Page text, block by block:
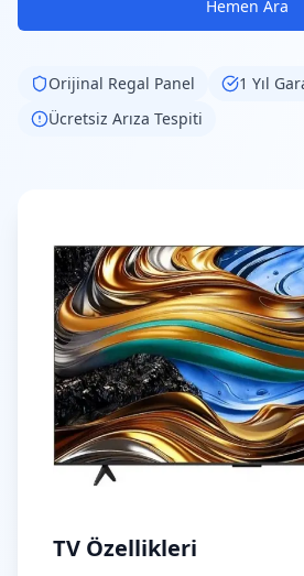
Hemen Ara
Orijinal Regal Panel
1 Yıl
Ücretsiz Arıza Tespiti
TV Özellikleri